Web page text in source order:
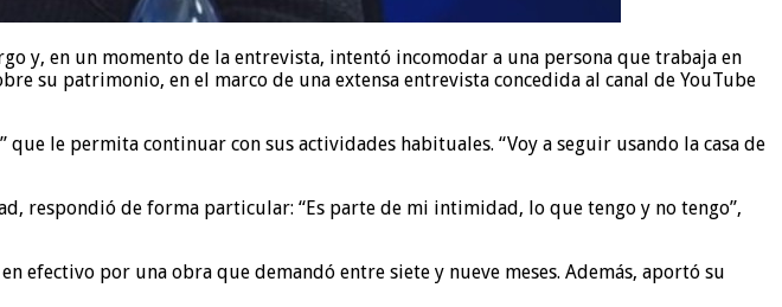
y, en un momento de la entrevista, intentó incomodar a una persona que trabaja en
su patrimonio, en el marco de una extensa entrevista concedida al canal de YouTube
le permita continuar con sus actividades habituales. “Voy a seguir usando la casa de
respondió de forma particular: “Es parte de mi intimidad, lo que tengo y no tengo”,
efectivo por una obra que demandó entre siete y nueve meses. Además, aportó su